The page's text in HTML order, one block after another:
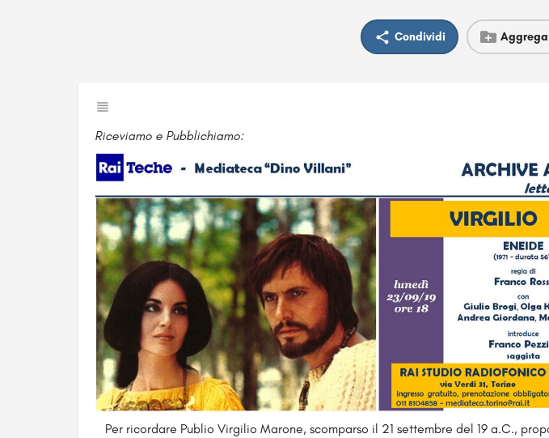
Condividi
Riceviamo e Pubblichiamo:
Per ricordare Publio Virgilio Marone, scomparso il 21 settembre del 19 a.C.,